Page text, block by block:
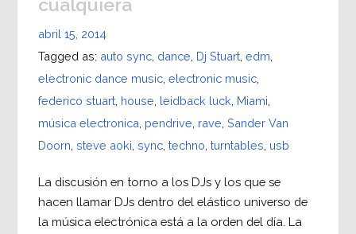
abril 15, 2014
Tagged as: auto sync, dance Dj Stuart, edm
electronic dance music, electronic music,
federico stuart, house leidback luck Miami
música electronica pendrive rave Sander Van
Doorn steve aoki sync, techno turntables usb
La discusión en torno a los DJs y los que se
hacen llamar DJs dentro del elástico universo de
la música electrónica está a la orden del día. La